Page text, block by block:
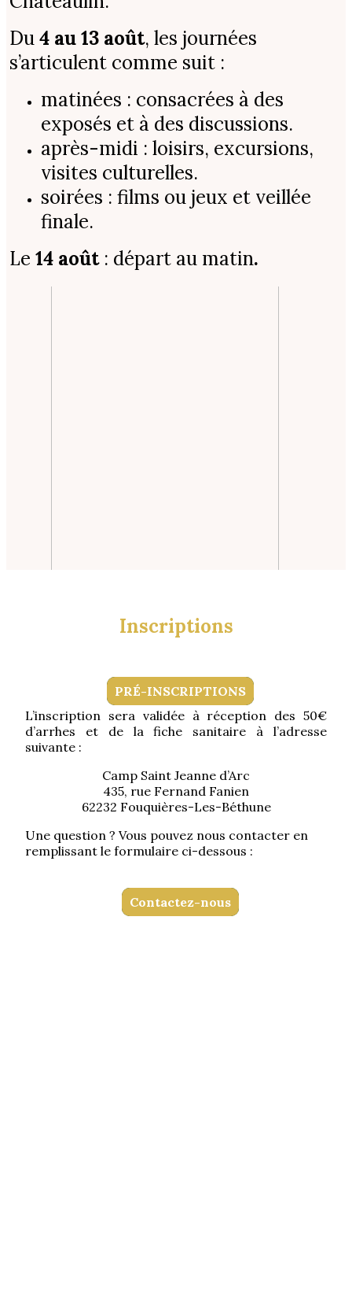
Du4 au 13 août, les journées
s’articulent comme suit :
matinées : consacrées à des
exposés et à des discussions.
après-midi : loisirs, excursions,
visites culturelles.
soirées : films ou jeux et veillée
finale.
Le 14 août : départ au matin.
Inscriptions
PRÉ-INSCRIPTIONS
L’inscription sera validée à réception des 50€
d’arrhes et de la fiche sanitaire à l’adresse
suivante :
Camp Saint Jeanne d’Arc
435, rue Fernand Fanien
62232 Fouquières-Les-Béthune
Une question ? Vous pouvez nous contacter en
remplissant le formulaire ci-dessous :
Contactez-nous